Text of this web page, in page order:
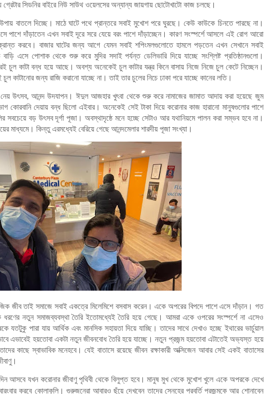
সিডনির বাইরে নিউ সাউথ ওয়েলসের অন্যান্য জায়গায় ছোটোখাটো কাজ চলছে।
বাতলে দিচ্ছে। মাঠে ঘাটে পথে প্রান্তরে সবাই মুখোশ পরে ঘুরছে। কেউ কাউকে চিনতে পারছে না।
পাশে দাঁড়াতেন এখন সবাই দূরে সরে যেয়ে বরং পাশে দাঁড়াচ্ছেন। কারণ সংস্পর্শে আসলে এই রোগ আরো
করবে। বাজার ঘাটের জন্য আগে যেমন সবাই শপিংমলগুলোতে হামলে পড়তেন এখন সেখানে সবাই
এসে পোশাক থেকে শুরু করে মুদির সদাই পর্যন্ত ডেলিভারি দিয়ে যাচ্ছে সংশ্লিষ্ট প্রতিষ্ঠানগুলো।
চুল কাটা বন্ধ হয়ে আছে। অবশ্য অনেকেই চুল কাটার যন্ত্র কিনে বাসায় নিজে নিজে চুল কেটে নিচ্ছেন।
কাটানোর জন্য রাজি করানো যাচ্ছে না। তাই তার চুলের নিচে ঢাকা পরে যাচ্ছে কানের লতি।
উৎসব, আনন্দ উদযাপন। ঈদুল আজহার খুৎবা থেকে শুরু করে নামাজের জামাত আদায় করা হয়েছে জুম
কোরবানি দেয়ায় বন্ধ ছিলো এইবার। অনেকেই সেই টাকা দিয়ে করোনার কাজ হারানো মানুষগুলোর পাশে
সবচেয়ে বড় উৎসব দূর্গা পূজা। অবস্থাদৃষ্ঠে মনে হচ্ছে সেটাও আর যথানিয়মে পালন করা সম্ভব হবে না।
মাধ্যমে। কিন্তু এরমধ্যেই বেরিয়ে গেছে আনন্দমেলার শারদীয় পূজা সংখ্যা।
জীব তাই সমাজে সবাই একত্রে মিলেমিশে বসবাস করেন। একে অপরের বিপদে পাশে এসে দাঁড়ান। গত
নতুন সমাজব্যবস্থা তৈরি ইতোমধ্যেই তৈরি হয়ে গেছে। আমরা একে ওপরের সংস্পর্শে না এসেও
পারা যায় আর্থিক এবং মানসিক সহায়তা দিয়ে যাচ্ছি। তাদের সাথে দেখাও হচ্ছে ইথারের ভার্চুয়াল
এভাবেই হয়তোবা একটা নতুন জীবনবোধ তৈরি হয়ে যাচ্ছে। নতুন প্রজন্ম হয়তোবা এটাতেই অভ্যস্ত হয়ে
কাছে স্বাভাবিক মনেহবে। যেই বাতাসে রয়েছে জীবন রক্ষাকারী অক্সিজেন আবার সেই একই বাতাসের
আসবে যখন করোনার জীবাণু পৃথিবী থেকে বিলুপ্ত হবে। মানুষ মুখ থেকে মুখোশ খুলে একে অপরকে দেখে
করবে কোলাকুলি। গুরুজনেরা আবারও ছুঁয়ে দেখবেন তাদের স্নেহের পরবর্তি প্রজন্মকে আর শোনাবেন